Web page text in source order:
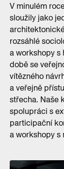
V minulém
sloužily jako
rozsáhlé
a workshopy s
době se
vítězného
a veřejně
střecha. Naše
spolupráci s
participační
a workshopy s